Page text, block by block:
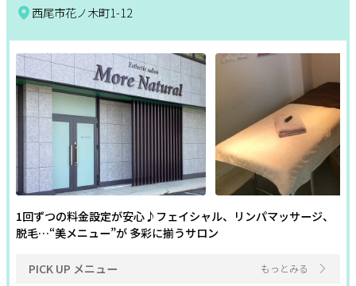
西尾市花ノ木町1-12
1回ずつの料金設定が安心♪フェイシャル、リンパマッサージ、
脱毛…“美メニュー”が 多彩に揃うサロン
PICK UP メニュー もっとみる